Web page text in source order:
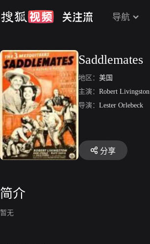
导航
Saddlemates
地区： 美国
主演： Robert Livingston
导演： Lester Orlebeck
分享
简介
暂无